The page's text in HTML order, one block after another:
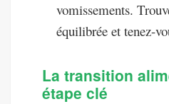
vomissements.
équilibrée et tenez-
La transition
étape clé